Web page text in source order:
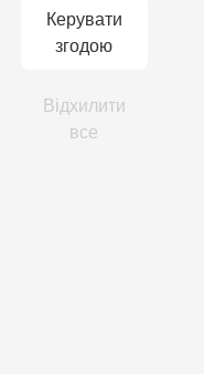
Керувати
згодою
Відхилити
все